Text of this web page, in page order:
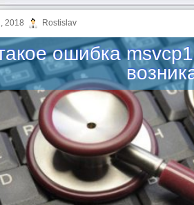
2018 Rostislav
ошибка